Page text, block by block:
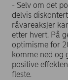
- Selv om det
delvis
råvareaksjer
etter hvert. På
optimisme for
komme ned og
positive
fleste.